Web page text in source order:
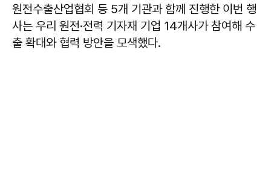
원전수출산업협회 등 5개 기관과 함께 진행한 이번 행
사는 우리 원전·전력 기자재 기업 14개사가 참여해 수
출 확대와 협력 방안을 모색했다.